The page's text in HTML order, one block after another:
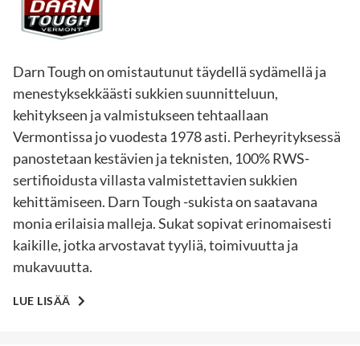
Darn Tough on omistautunut täydellä sydämellä ja
menestyksekkäästi sukkien suunnitteluun,
kehitykseen ja valmistukseen tehtaallaan
Vermontissa jo vuodesta 1978 asti. Perheyrityksessä
panostetaan kestävien ja teknisten, 100% RWS-
sertifioidusta villasta valmistettavien sukkien
kehittämiseen. Darn Tough -sukista on saatavana
monia erilaisia malleja. Sukat sopivat erinomaisesti
kaikille, jotka arvostavat tyyliä, toimivuutta ja
mukavuutta.
LUE LISÄÄ